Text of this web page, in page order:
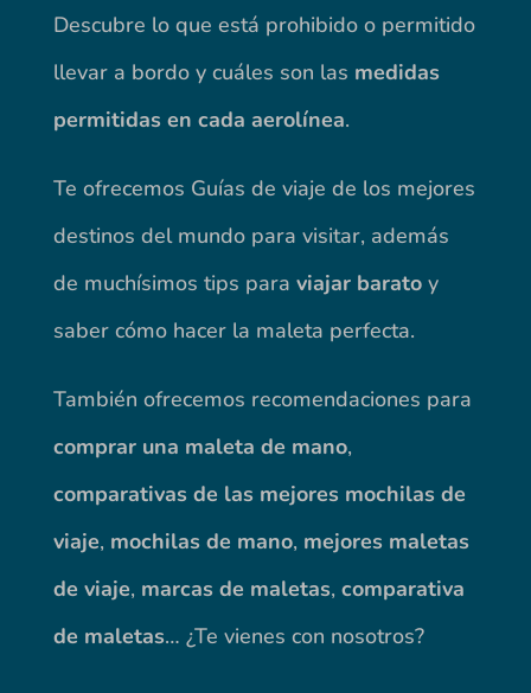
Descubre lo que está prohibido o permitido
llevar a bordo y cuáles son las medidas
permitidas en cada aerolínea.
Te ofrecemos Guías de viaje de los mejores
destinos del mundo para visitar, además
de muchísimos tips para viajar baratoy
saber cómo hacer la maleta perfecta.
También ofrecemos recomendaciones para
comprar una maleta de mano,
comparativas de las mejores mochilas de
viaje, mochilas de mano, mejores maletas
de viaje, marcas de maletas, comparativa
de maletas… ¿Te vienes con nosotros?